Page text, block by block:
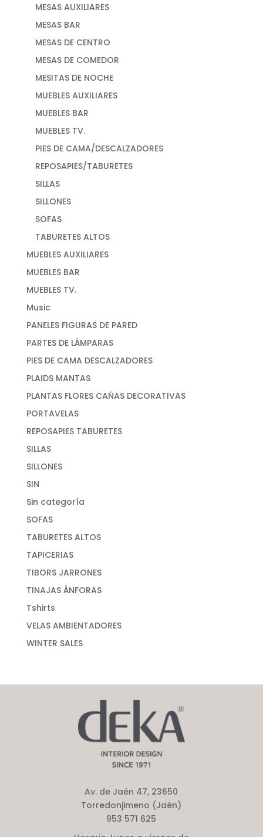
MESAS AUXILIARES
MESAS BAR
MESAS DE CENTRO
MESAS DE COMEDOR
MESITAS DE NOCHE
MUEBLES AUXILIARES
MUEBLES BAR
MUEBLES TV.
PIES DE CAMA/DESCALZADORES
REPOSAPIES/TABURETES
SILLAS
SILLONES
SOFAS
TABURETES ALTOS
MUEBLES AUXILIARES
MUEBLES BAR
MUEBLES TV.
Music
PANELES FIGURAS DE PARED
PARTES DE LÁMPARAS
PIES DE CAMA DESCALZADORES
PLAIDS MANTAS
PLANTAS FLORES CAÑAS DECORATIVAS
PORTAVELAS
REPOSAPIES TABURETES
SILLAS
SILLONES
SIN
Sin categoría
SOFAS
TABURETES ALTOS
TAPICERIAS
TIBORS JARRONES
TINAJAS ÁNFORAS
Tshirts
VELAS AMBIENTADORES
WINTER SALES
Av. de Jaén 47, 23650
Torredonjimeno (Jaén)
953 571 625